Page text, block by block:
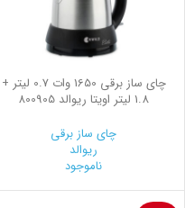
چای ساز برقی 1650 وات 0.7 لیتر +
1.8 لیتر اویتا ریوالد 800905
چای ساز برقی
ریوالد
ناموجود